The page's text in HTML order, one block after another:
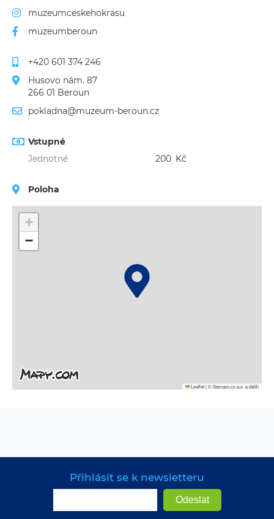
muzeumceskehokrasu
muzeumberoun
+420 601 374 246
Husovo nám. 87
266 01 Beroun
pokladna@muzeum-beroun.cz
Vstupné
Jednotné
200 Kč
Poloha
+
−
Leaflet|© Seznam.cz a.s. a další
Přihlásit se k newsletteru